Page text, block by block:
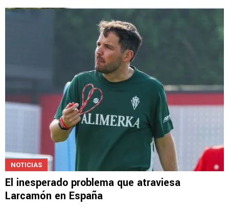
NOTICIAS
El inesperado problema que atraviesa
Larcamón en España